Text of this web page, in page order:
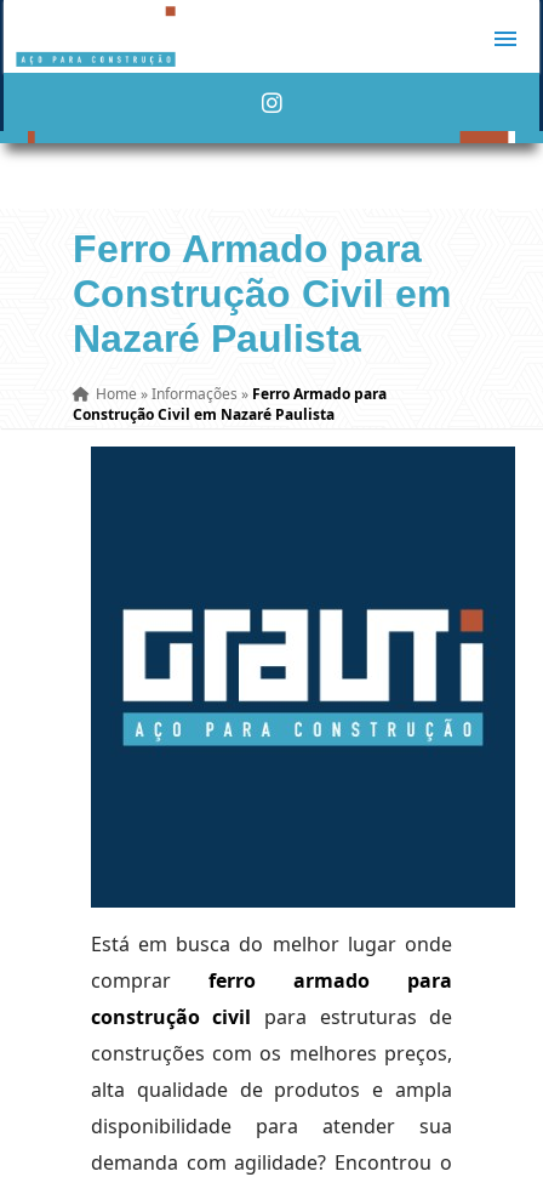
Ferro Armado para
Construção Civil em
Nazaré Paulista
Home »Informações » Ferro Armado para
Construção Civil em Nazaré Paulista
Está em busca do melhor lugar onde
comprar ferro armado para
construção civil para estruturas de
construções com os melhores preços,
alta qualidade de produtos e ampla
disponibilidade para atender sua
demanda com agilidade? Encontrou o